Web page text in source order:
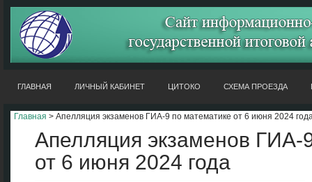
ГЛАВНАЯ ЛИЧНЫЙ КАБИНЕТ ЦИТОКО СХЕМА ПРОЕЗДА
Главная > Апелляция экзаменов ГИА-9 по математике от 6 июня 2024
Апелляция экзаменов ГИА-
от 6 июня 2024 года